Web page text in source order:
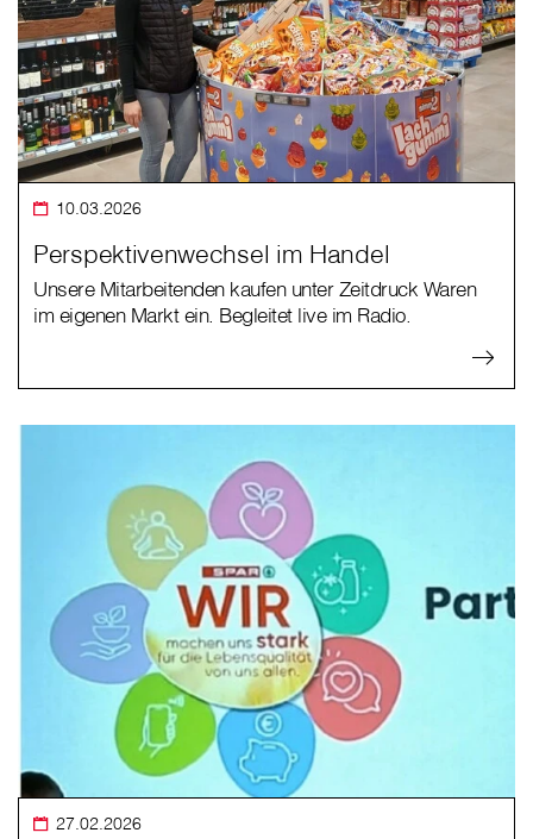
10.03.2026
Perspektivenwechsel im Handel
Unsere Mitarbeitenden kaufen unter Zeitdruck Waren
im eigenen Markt ein. Begleitet live im Radio.
27.02.2026